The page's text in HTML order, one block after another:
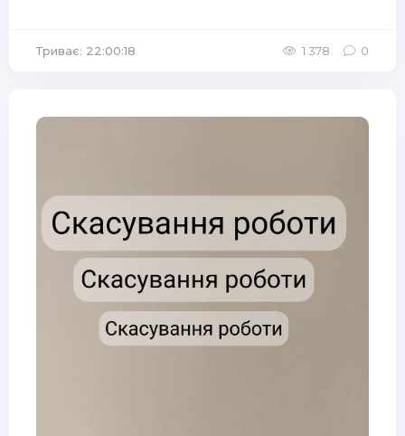
Триває: 22:00:18 1 378 0